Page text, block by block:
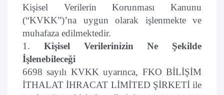
Kişisel Verilerin Korunması Kanunu
(“KVKK”)’na uygun olarak işlenmekte ve
muhafaza edilmektedir.
1. Kişisel Verilerinizin Ne Şekilde
İşlenebileceği
6698 sayılı KVKK uyarınca, FKO BİLİŞİM
İTHALAT İHRACAT LİMİTED ŞİRKETİ ile